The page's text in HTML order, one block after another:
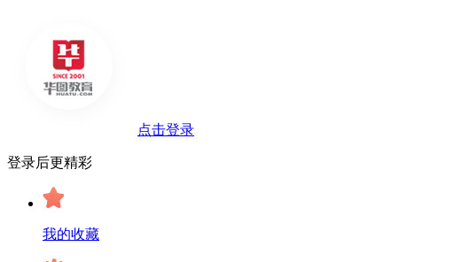
点击登录
登录后更精彩
我的收藏